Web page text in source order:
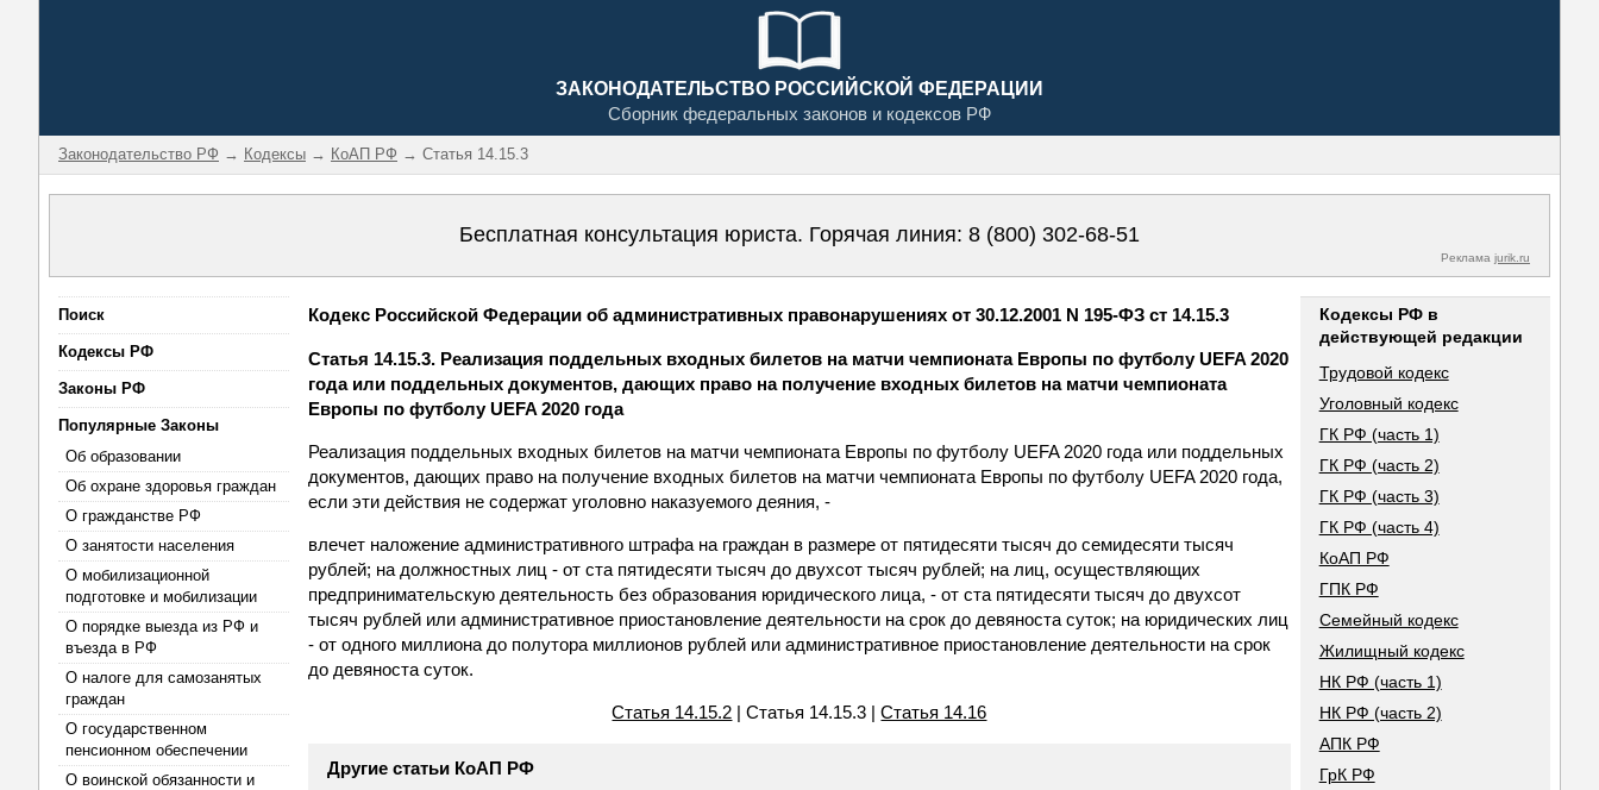
ЗАКОНОДАТЕЛЬСТВО РОССИЙСКОЙ ФЕДЕРАЦИИ
Сборник федеральных законов и кодексов РФ
Законодательство РФ → Кодексы → КоАП РФ → Статья 14.15.3
Бесплатная консультация юриста. Горячая линия: 8 (800) 302-68-51
Реклама jurik.ru
Поиск
Кодексы РФ
Законы РФ
Популярные Законы
Об образовании
Об охране здоровья граждан
О гражданстве РФ
О занятости населения
О мобилизационной
подготовке и мобилизации
О порядке выезда из РФ и
въезда в РФ
О налоге для самозанятых
граждан
О государственном
пенсионном обеспечении
О воинской обязанности и
Кодекс Российской Федерации об административных правонарушениях от 30.12.2001 N 195-ФЗ ст 14.15.3
Статья 14.15.3. Реализация поддельных входных билетов на матчи чемпионата Европы по футболу UEFA 2020
года или поддельных документов, дающих право на получение входных билетов на матчи чемпионата
Европы по футболу UEFA 2020 года
Реализация поддельных входных билетов на матчи чемпионата Европы по футболу UEFA 2020 года или поддельных
документов, дающих право на получение входных билетов на матчи чемпионата Европы по футболу UEFA 2020 года,
если эти действия не содержат уголовно наказуемого деяния, -
влечет наложение административного штрафа на граждан в размере от пятидесяти тысяч до семидесяти тысяч
рублей; на должностных лиц - от ста пятидесяти тысяч до двухсот тысяч рублей; на лиц, осуществляющих
предпринимательскую деятельность без образования юридического лица, - от ста пятидесяти тысяч до двухсот
тысяч рублей или административное приостановление деятельности на срок до девяноста суток; на юридических лиц
- от одного миллиона до полутора миллионов рублей или административное приостановление деятельности на срок
до девяноста суток.
Статья 14.15.2 | Статья 14.15.3 |Статья 14.16
Другие статьи КоАП РФ
Кодексы РФ в
действующей редакции
Трудовой кодекс
Уголовный кодекс
ГК РФ (часть 1)
ГК РФ (часть 2)
ГК РФ (часть 3)
ГК РФ (часть 4)
КоАП РФ
ГПК РФ
Семейный кодекс
Жилищный кодекс
НК РФ (часть 1)
НК РФ (часть 2)
АПК РФ
ГрК РФ